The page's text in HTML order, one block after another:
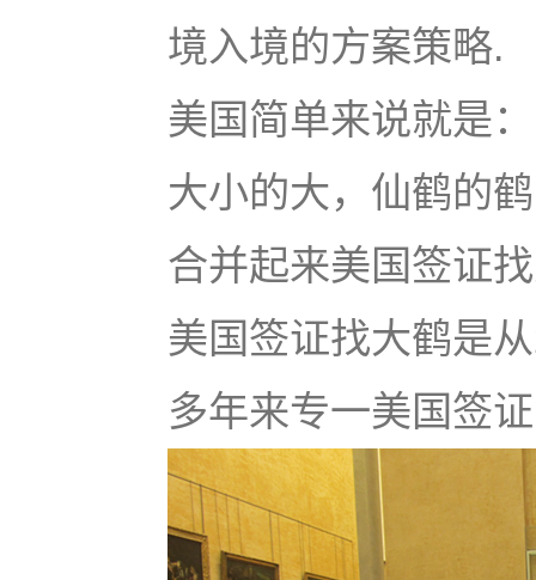
境入境的方案策略.
美国简单来说就是
大小的大，仙鹤的
合并起来美国签证
美国签证找大鹤是
多年来专一美国签